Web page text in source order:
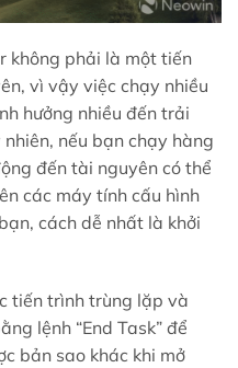
không phải là một tiến
vì vậy việc chạy nhiều
hưởng nhiều đến trải
nếu bạn chạy hàng
đến tài nguyên có thể
các máy tính cấu hình
cách dễ nhất là khởi
tiến trình trùng lặp và
lệnh “End Task” để
bản sao khác khi mở